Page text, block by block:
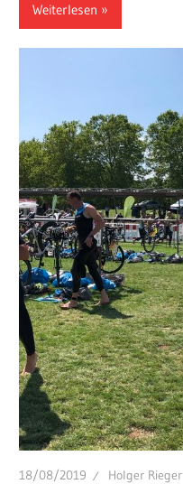
Weiterlesen
18/08/2019 Holger Rieger